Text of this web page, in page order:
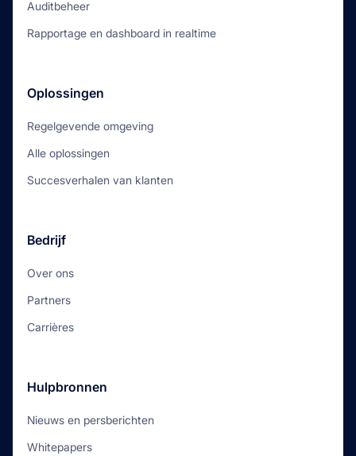
Auditbeheer
Rapportage en dashboard in realtime
Oplossingen
Regelgevende omgeving
Alle oplossingen
Succesverhalen van klanten
Bedrijf
Over ons
Partners
Carrières
Hulpbronnen
Nieuws en persberichten
Whitepapers